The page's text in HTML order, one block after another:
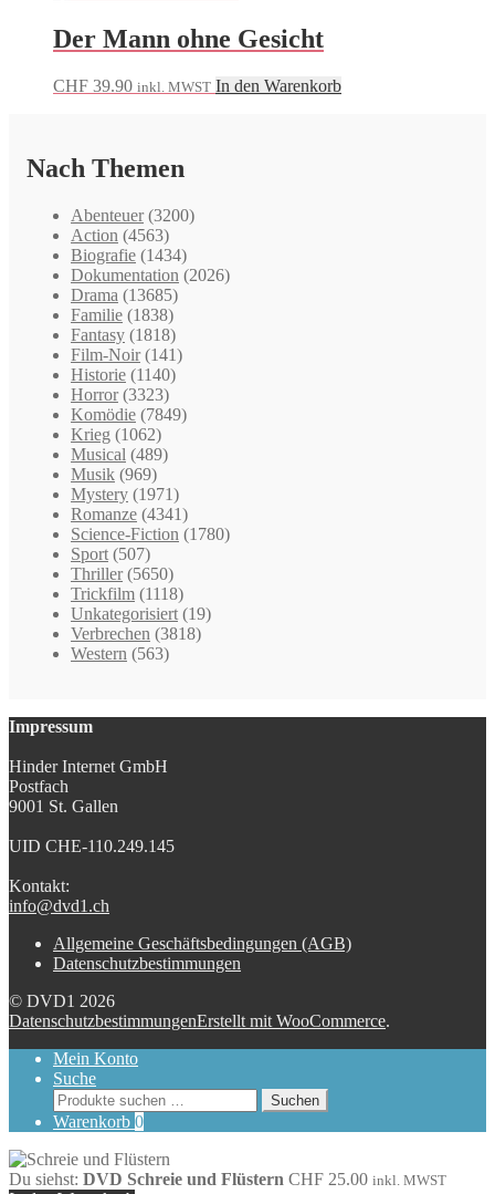
Der Mann ohne Gesicht
CHF 39.90 inkl. MWST In den Warenkorb
Nach Themen
Abenteuer (3200)
Action (4563)
Biografie (1434)
Dokumentation (2026)
Drama (13685)
Familie (1838)
Fantasy (1818)
Film-Noir (141)
Historie (1140)
Horror (3323)
Komödie (7849)
Krieg (1062)
Musical (489)
Musik (969)
Mystery (1971)
Romanze (4341)
Science-Fiction (1780)
Sport (507)
Thriller (5650)
Trickfilm (1118)
Unkategorisiert (19)
Verbrechen (3818)
Western (563)
Impressum
Hinder Internet GmbH
Postfach
9001 St. Gallen
UID CHE-110.249.145
Kontakt:
info@dvd1.ch
Allgemeine Geschäftsbedingungen (AGB)
Datenschutzbestimmungen
© DVD1 2026
DatenschutzbestimmungenErstellt mit WooCommerce.
Mein Konto
Suche
Suchen
nach:
Suchen
Warenkorb 0
Du siehst: DVD Schreie und Flüstern CHF 25.00 inkl. MWST